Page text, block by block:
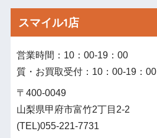
スマイル1店
営業時間：10：00‐19：00
質・お買取受付：10：00‐19：00
〒400-0049
山梨県甲府市富竹2丁目2-2
(TEL)055-221-7731